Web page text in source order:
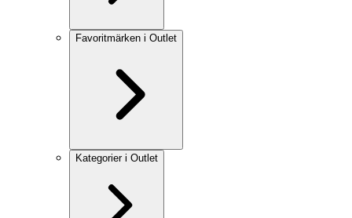
Favoritmärken i Outlet
Kategorier i Outlet